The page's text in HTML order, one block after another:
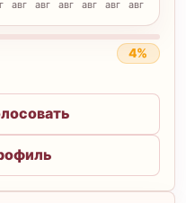
авг авг авг авг авг авг
4%